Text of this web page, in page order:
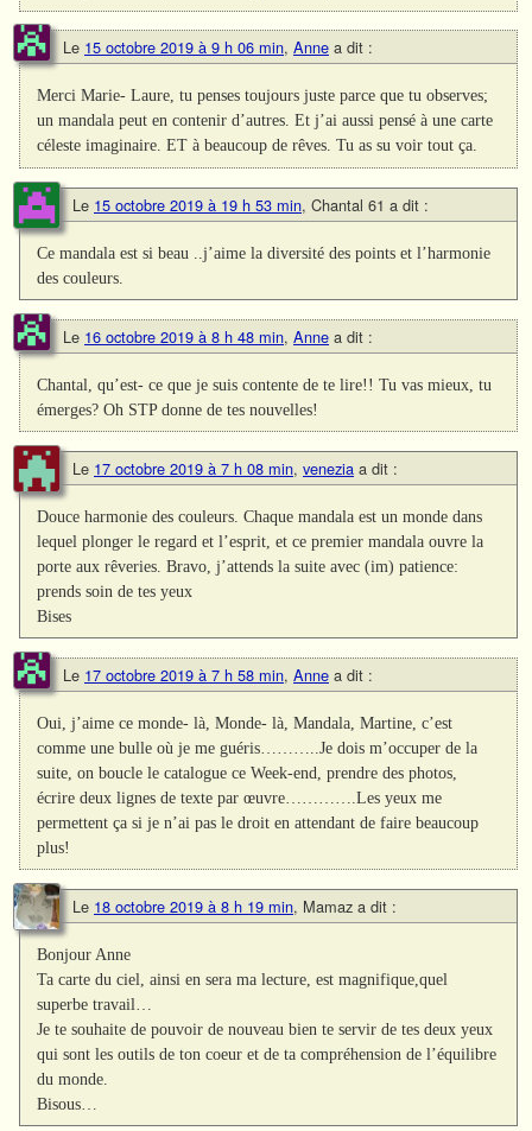
Le 15 octobre 2019 à 9 h 06 min, Anne a dit :
Merci Marie- Laure, tu penses toujours juste parce que tu observes;
un mandala peut en contenir d’autres. Et j’ai aussi pensé à une carte
céleste imaginaire. ET à beaucoup de rêves. Tu as su voir tout ça.
Le 15 octobre 2019 à 19 h 53 min, Chantal 61 a dit :
Ce mandala est si beau ..j’aime la diversité des points et l’harmonie
des couleurs.
Le 16 octobre 2019 à 8 h 48 min, Anne a dit :
Chantal, qu’est- ce que je suis contente de te lire!! Tu vas mieux, tu
émerges? Oh STP donne de tes nouvelles!
Le 17 octobre 2019 à 7 h 08 min, venezia a dit :
Douce harmonie des couleurs. Chaque mandala est un monde dans
lequel plonger le regard et l’esprit, et ce premier mandala ouvre la
porte aux rêveries. Bravo, j’attends la suite avec (im) patience:
prends soin de tes yeux
Bises
Le 17 octobre 2019 à 7 h 58 min, Anne a dit :
Oui, j’aime ce monde- là, Monde- là, Mandala, Martine, c’est
comme une bulle où je me guéris………..Je dois m’occuper de la
suite, on boucle le catalogue ce Week-end, prendre des photos,
écrire deux lignes de texte par œuvre………….Les yeux me
permettent ça si je n’ai pas le droit en attendant de faire beaucoup
plus!
Le 18 octobre 2019 à 8 h 19 min, Mamaz a dit :
Bonjour Anne
Ta carte du ciel, ainsi en sera ma lecture, est magnifique,quel
superbe travail…
Je te souhaite de pouvoir de nouveau bien te servir de tes deux yeux
qui sont les outils de ton coeur et de ta compréhension de l’équilibre
du monde.
Bisous…